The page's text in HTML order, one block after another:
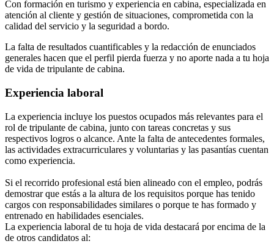
Con formación en turismo y experiencia en cabina, especializada en
atención al cliente y gestión de situaciones, comprometida con la
calidad del servicio y la seguridad a bordo.
La falta de resultados cuantificables y la redacción de enunciados
generales hacen que el perfil pierda fuerza y no aporte nada a tu hoja
de vida de tripulante de cabina.
Experiencia laboral
La experiencia incluye los puestos ocupados más relevantes para el
rol de tripulante de cabina, junto con tareas concretas y sus
respectivos logros o alcance. Ante la falta de antecedentes formales,
las actividades extracurriculares y voluntarias y las pasantías cuentan
como experiencia.
Si el recorrido profesional está bien alineado con el empleo, podrás
demostrar que estás a la altura de los requisitos porque has tenido
cargos con responsabilidades similares o porque te has formado y
entrenado en habilidades esenciales.
La experiencia laboral de tu hoja de vida destacará por encima de la
de otros candidatos al: